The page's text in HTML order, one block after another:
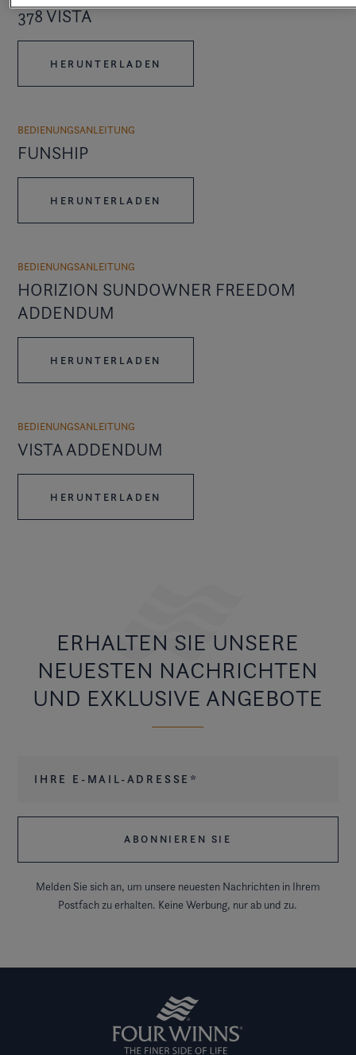
378 VISTA
HERUNTERLADEN
BEDIENUNGSANLEITUNG
FUNSHIP
HERUNTERLADEN
BEDIENUNGSANLEITUNG
HORIZION SUNDOWNER FREEDOM
ADDENDUM
HERUNTERLADEN
BEDIENUNGSANLEITUNG
VISTA ADDENDUM
HERUNTERLADEN
ERHALTEN SIE UNSERE
NEUESTEN NACHRICHTEN
UND EXKLUSIVE ANGEBOTE
Melden Sie sich an, um unsere neuesten Nachrichten in Ihrem
Postfach zu erhalten. Keine Werbung, nur ab und zu.